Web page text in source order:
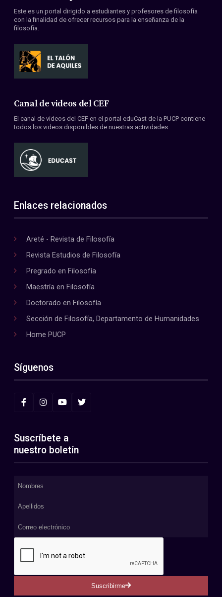
Este es un portal dirigido a estudiantes y profesores de filosofía
con la finalidad de ofrecer recursos para la enseñanza de la
filosofía.
Canal de videos del CEF
El canal de videos del CEF en el portal eduCast de la PUCP contiene
todos los videos disponibles de nuestras actividades.
Enlaces relacionados
Areté - Revista de Filosofía
Revista Estudios de Filosofía
Pregrado en Filosofía
Maestría en Filosofía
Doctorado en Filosofía
Sección de Filosofía, Departamento de Humanidades
Home PUCP
Síguenos
Suscríbete a
nuestro boletín
Suscribirme